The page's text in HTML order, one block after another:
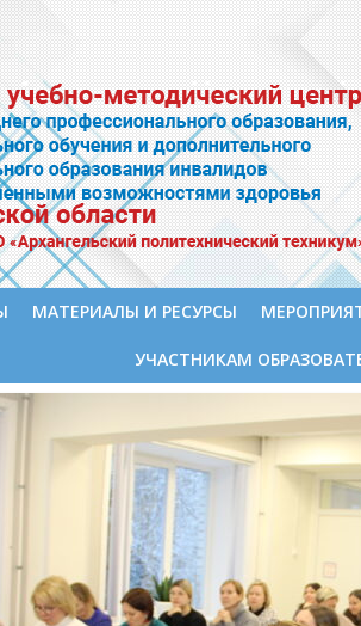
МАТЕРИАЛЫ И РЕСУРСЫ
УЧАСТНИКАМ